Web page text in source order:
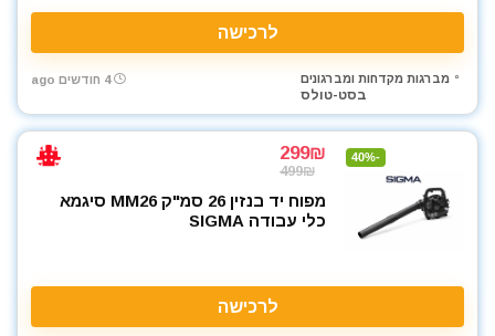
לרכישה
מברגות מקדחות ומברגונים
בסט-טולס
4 חודשים ago
-40%
299₪
499₪
מפוח יד בנזין 26 סמ"ק MM26 סיגמא
כלי עבודה SIGMA
לרכישה